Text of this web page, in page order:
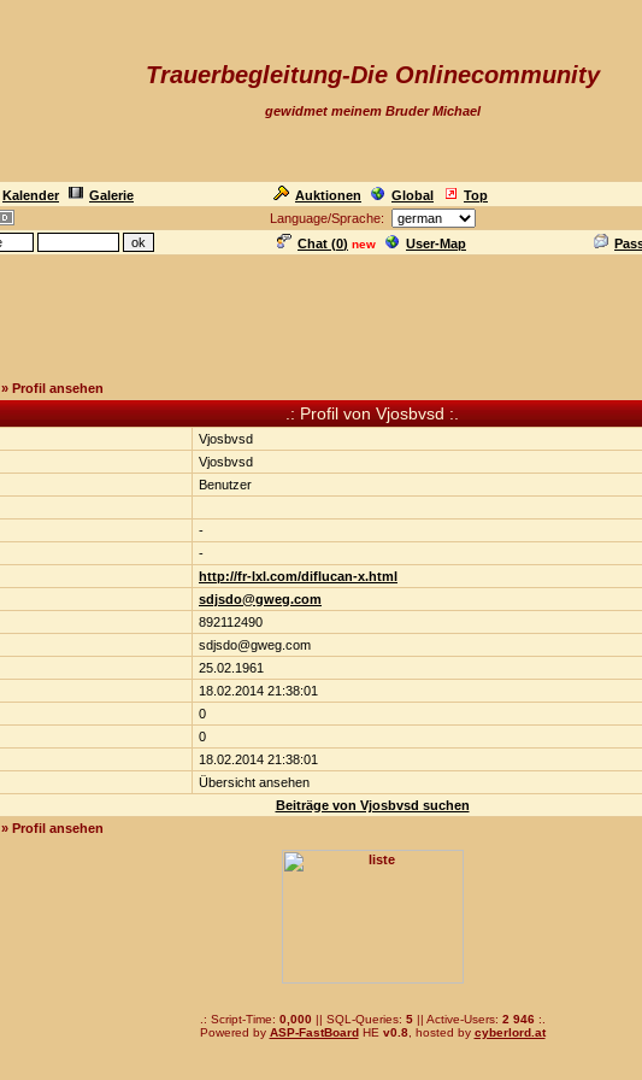
Trauerbegleitung-Die Onlinecommunity
gewidmet meinem Bruder Michael
Kalender Galerie Auktionen Global Top
Language/Sprache:
Chat (0) new User-Map
» Profil ansehen
.: Profil von Vjosbvsd :.
Vjosbvsd
Vjosbvsd
Benutzer
-
-
http://fr-lxl.com/diflucan-x.html
sdjsdo@gweg.com
892112490
sdjsdo@gweg.com
25.02.1961
18.02.2014 21:38:01
0
0
18.02.2014 21:38:01
Übersicht ansehen
Beiträge von Vjosbvsd suchen
» Profil ansehen
.: Script-Time: 0,000|| SQL-Queries: 5|| Active-Users: 2 946:.
Powered by ASP-FastBoardHE v0.8, hosted by cyberlord.at